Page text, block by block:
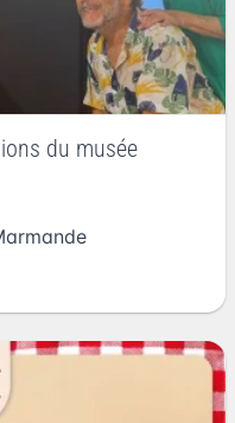
du musée